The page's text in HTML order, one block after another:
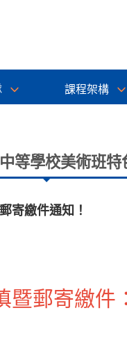
課程架構
等學校美術班
寄繳件通知！
郵寄繳件